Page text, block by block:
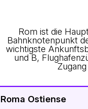
Rom ist die
Bahnknotenpunkt
wichtigste
und B,
Roma Ostiense